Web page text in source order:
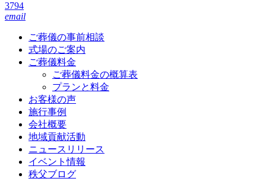
3794
email
ご葬儀の事前相談
式場のご案内
ご葬儀料金
ご葬儀料金の概算表
プランと料金
お客様の声
施行事例
会社概要
地域貢献活動
ニュースリリース
イベント情報
秩父ブログ